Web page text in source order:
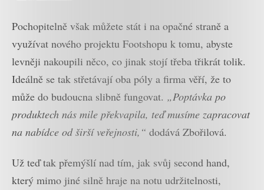
Pochopitelně však můžete stát i na opačné straně a
využívat nového projektu Footshopu k tomu, abyste
levněji nakoupili něco, co jinak stojí třeba třikrát tolik.
Ideálně se tak střetávají oba póly a firma věří, že to
může do budoucna slibně fungovat. „Poptávka po
produktech nás mile překvapila, teď musíme zapracovat
na nabídce od širší veřejnosti,“ dodává Zbořilová.
Už teď tak přemýšlí nad tím, jak svůj second hand,
který mimo jiné silně hraje na notu udržitelnosti,